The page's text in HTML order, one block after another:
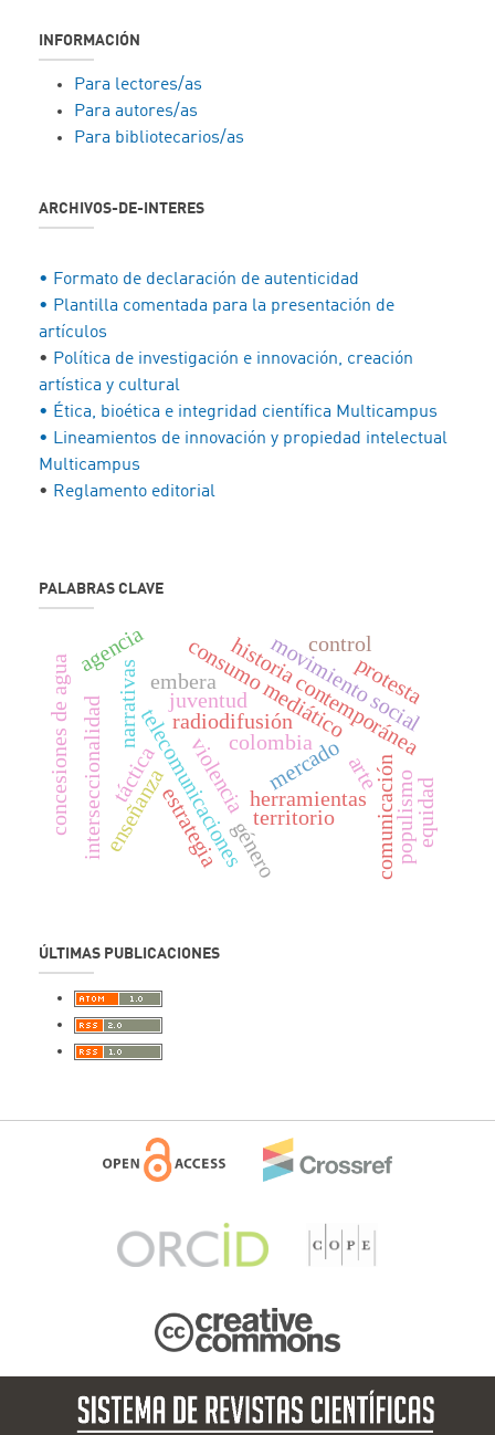
INFORMACIÓN
Para lectores/as
Para autores/as
Para bibliotecarios/as
ARCHIVOS-DE-INTERES
• Formato de declaración de autenticidad
• Plantilla comentada para la presentación de
artículos
• Política de investigación e innovación, creación
artística y cultural
• Ética, bioética e integridad científica Multicampus
• Lineamientos de innovación y propiedad intelectual
Multicampus
• Reglamento editorial
PALABRAS CLAVE
colombia
telecomunicaciones
radiodifusión
mercado
consumo mediático
narrativas historia contemporánea
herramientas comunicación
enseñanza violencia
estrategia
movimiento social
protesta
táctica
agencia
género
interseccionalidad juventud
populismo
control
embera
territorio
concesiones de agua equidad
arte
ÚLTIMAS PUBLICACIONES